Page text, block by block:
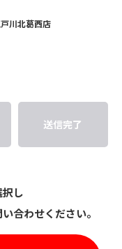
川北葛西店
送信完了
し
合わせください。